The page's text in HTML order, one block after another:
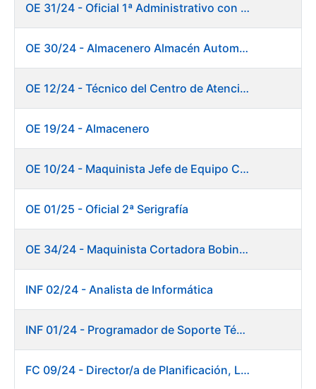
OE 31/24 - Oficial 1ª Administrativo con inglés y francés
OE 30/24 - Almacenero Almacén Automático
OE 12/24 - Técnico del Centro de Atención a Usuarios
OE 19/24 - Almacenero
OE 10/24 - Maquinista Jefe de Equipo Corte y Enfajado
OE 01/25 - Oficial 2ª Serigrafía
OE 34/24 - Maquinista Cortadora Bobinadora. Fábrica Papel
INF 02/24 - Analista de Informática
INF 01/24 - Programador de Soporte Técnico
FC 09/24 - Director/a de Planificación, Logística y Almacenes